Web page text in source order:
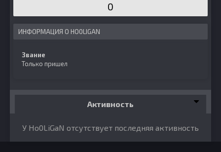
0
ИНФОРМАЦИЯ О HO0LIGAN
Звание
Только пришел
Активность
У Ho0LiGaN отсутствует последняя активность